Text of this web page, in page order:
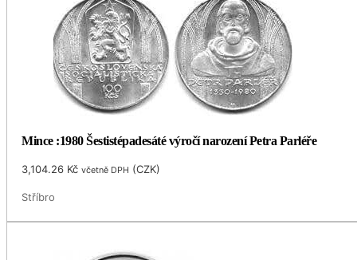
Mince :1980 Šestistépadesáté výročí narození Petra Parléře
3,104.26 Kč včetně DPH (CZK)
Stříbro